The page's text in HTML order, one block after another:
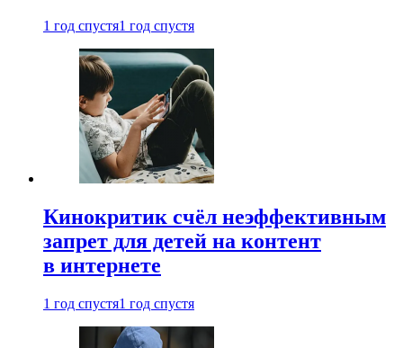
1 год спустя1 год спустя
Кинокритик счёл неэффективным
запрет для детей на контент
в интернете
1 год спустя1 год спустя